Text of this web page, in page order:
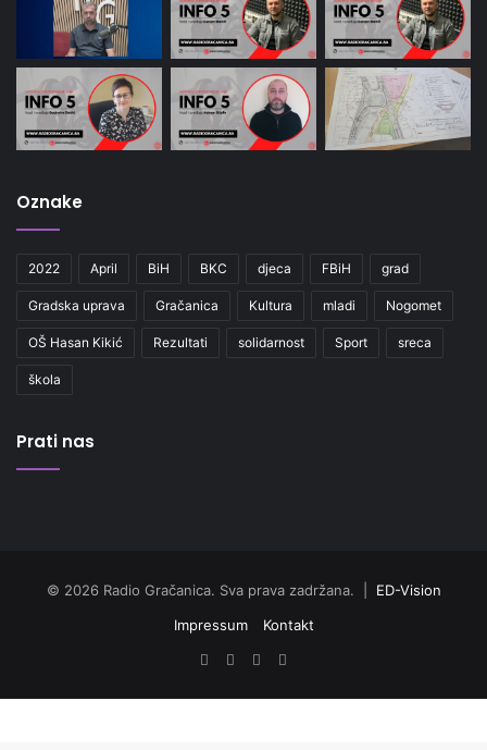
Oznake
2022 April BiH BKC djeca FBiH grad
Gradska uprava Gračanica Kultura mladi Nogomet
OŠ Hasan Kikić Rezultati solidarnost Sport sreca
škola
Prati nas
© 2026 Radio Gračanica. Sva prava zadržana. | ED-Vision
Impressum
Kontakt